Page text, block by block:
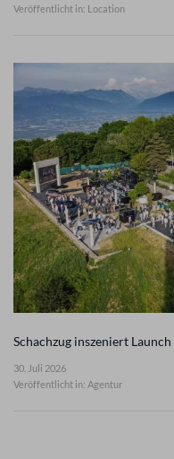
Veröffentlicht in: Location
Schachzug inszeniert
30. Juli 2026
Veröffentlicht in: Agentur